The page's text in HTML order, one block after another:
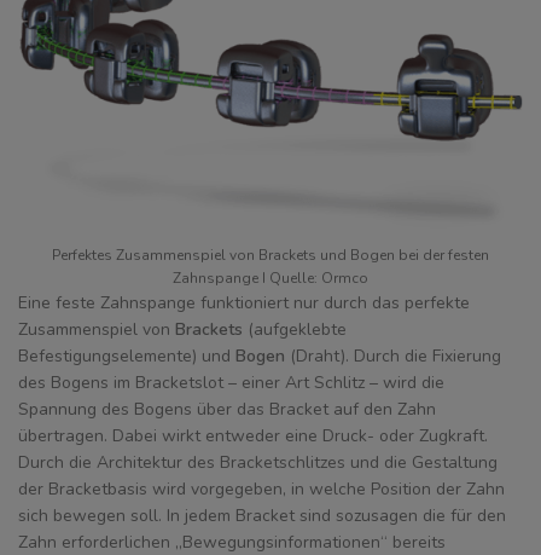
Perfektes Zusammenspiel von Brackets und Bogen bei der festen
Zahnspange I Quelle: Ormco
Eine feste Zahnspange funktioniert nur durch das perfekte
Zusammenspiel von Brackets (aufgeklebte
Befestigungselemente) und Bogen (Draht). Durch die Fixierung
des Bogens im Bracketslot – einer Art Schlitz – wird die
Spannung des Bogens über das Bracket auf den Zahn
übertragen. Dabei wirkt entweder eine Druck- oder Zugkraft.
Durch die Architektur des Bracketschlitzes und die Gestaltung
der Bracketbasis wird vorgegeben, in welche Position der Zahn
sich bewegen soll. In jedem Bracket sind sozusagen die für den
Zahn erforderlichen „Bewegungsinformationen“ bereits